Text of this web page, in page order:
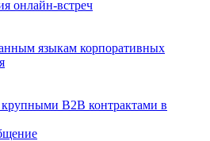
онлайн-встреч
языкам корпоративных
B2B контрактами в